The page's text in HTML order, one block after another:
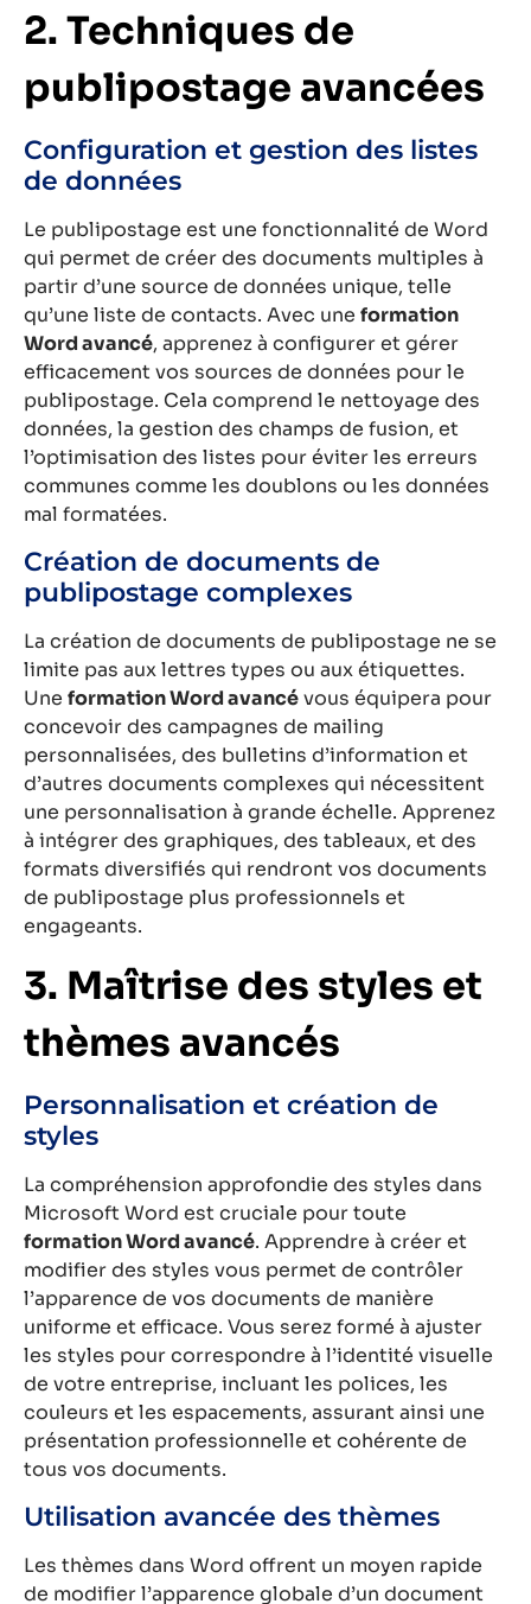
2. Techniques de
publipostage avancées
Configuration et gestion des listes
de données
Le publipostage est une fonctionnalité de Word
qui permet de créer des documents multiples à
partir d’une source de données unique, telle
qu’une liste de contacts. Avec une formation
Word avancé, apprenez à configurer et gérer
efficacement vos sources de données pour le
publipostage. Cela comprend le nettoyage des
données, la gestion des champs de fusion, et
l’optimisation des listes pour éviter les erreurs
communes comme les doublons ou les données
mal formatées.
Création de documents de
publipostage complexes
La création de documents de publipostage ne se
limite pas aux lettres types ou aux étiquettes.
Une formation Word avancévous équipera pour
concevoir des campagnes de mailing
personnalisées, des bulletins d’information et
d’autres documents complexes qui nécessitent
une personnalisation à grande échelle. Apprenez
à intégrer des graphiques, des tableaux, et des
formats diversifiés qui rendront vos documents
de publipostage plus professionnels et
engageants.
3. Maîtrise des styles et
thèmes avancés
Personnalisation et création de
styles
La compréhension approfondie des styles dans
Microsoft Word est cruciale pour toute
formation Word avancé. Apprendre à créer et
modifier des styles vous permet de contrôler
l’apparence de vos documents de manière
uniforme et efficace. Vous serez formé à ajuster
les styles pour correspondre à l’identité visuelle
de votre entreprise, incluant les polices, les
couleurs et les espacements, assurant ainsi une
présentation professionnelle et cohérente de
tous vos documents.
Utilisation avancée des thèmes
Les thèmes dans Word offrent un moyen rapide
de modifier l’apparence globale d’un document